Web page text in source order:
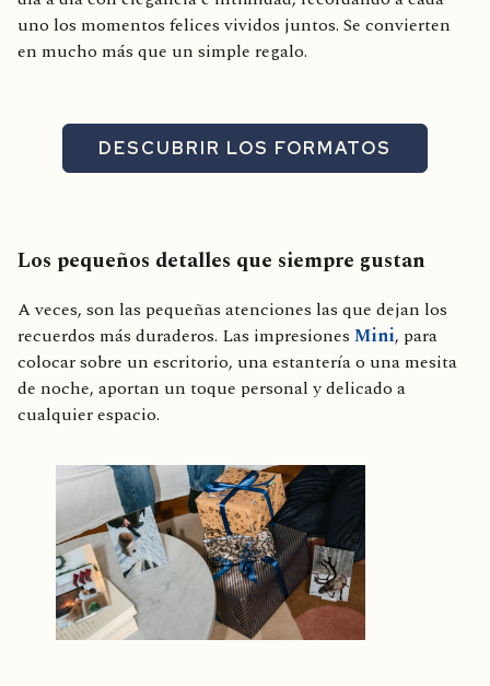
uno los momentos felices vividos juntos. Se convierten
en mucho más que un simple regalo.
DESCUBRIR LOS FORMATOS
Los pequeños detalles que siempre gustan
A veces, son las pequeñas atenciones las que dejan los
recuerdos más duraderos. Las impresiones Mini, para
colocar sobre un escritorio, una estantería o una mesita
de noche, aportan un toque personal y delicado a
cualquier espacio.